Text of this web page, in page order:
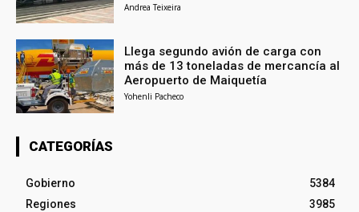
Andrea Teixeira
Llega segundo avión de carga con
más de 13 toneladas de mercancía al
Aeropuerto de Maiquetía
Yohenli Pacheco
CATEGORÍAS
Gobierno
5384
Regiones
3985